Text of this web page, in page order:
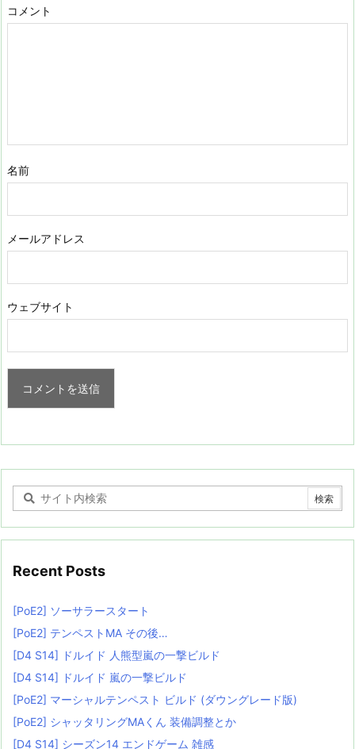
コメント
名前
メールアドレス
ウェブサイト
Recent Posts
[PoE2] ソーサラースタート
[PoE2] テンペストMA その後…
[D4 S14] ドルイド 人熊型嵐の一撃ビルド
[D4 S14] ドルイド 嵐の一撃ビルド
[PoE2] マーシャルテンペスト ビルド (ダウングレード版)
[PoE2] シャッタリングMAくん 装備調整とか
[D4 S14] シーズン14 エンドゲーム 雑感